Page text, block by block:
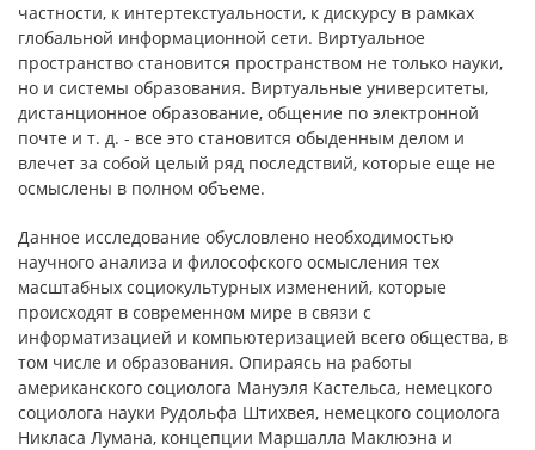
частности, к интертекстуальности, к дискурсу в рамках
глобальной информационной сети. Виртуальное
пространство становится пространством не только науки,
но и системы образования. Виртуальные университеты,
дистанционное образование, общение по электронной
почте и т. д. - все это становится обыденным делом и
влечет за собой целый ряд последствий, которые еще не
осмыслены в полном объеме.
Данное исследование обусловлено необходимостью
научного анализа и философского осмысления тех
масштабных социокультурных изменений, которые
происходят в современном мире в связи с
информатизацией и компьютеризацией всего общества, в
том числе и образования. Опираясь на работы
американского социолога Мануэля Кастельса, немецкого
социолога науки Рудольфа Штихвея, немецкого социолога
Никласа Лумана, концепции Маршалла Маклюэна и